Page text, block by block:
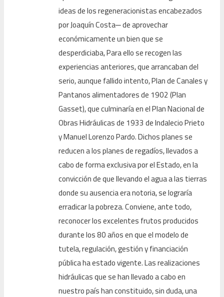
ideas de los regeneracionistas encabezados
por Joaquín Costa─de aprovechar
económicamente un bien que se
desperdiciaba, Para ello se recogen las
experiencias anteriores, que arrancaban del
serio, aunque fallido intento, Plan de Canales y
Pantanos alimentadores de 1902 (Plan
Gasset), que culminaría en el Plan Nacional de
Obras Hidráulicas de 1933 de Indalecio Prieto
y Manuel Lorenzo Pardo. Dichos planes se
reducen a los planes de regadíos, llevados a
cabo de forma exclusiva por el Estado, en la
convicción de que llevando el agua a las tierras
donde su ausencia era notoria, se lograría
erradicar la pobreza. Conviene, ante todo,
reconocer los excelentes frutos producidos
durante los 80 años en que el modelo de
tutela, regulación, gestión y financiación
pública ha estado vigente. Las realizaciones
hidráulicas que se han llevado a cabo en
nuestro país han constituido, sin duda, una